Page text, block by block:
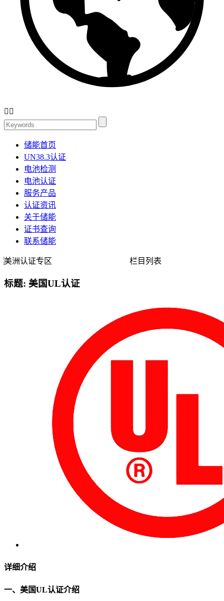
 
储能首页
UN38.3认证
电池检测
电池认证
服务产品
认证资讯
关于储能
证书查询
联系储能
美洲认证专区 栏目列表
标题: 美国UL认证
详细介绍
一、美国UL认证介绍